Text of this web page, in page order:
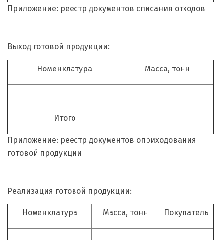
Приложение: реестр документов списания отходов
Выход готовой продукции:
Номенклатура Масса, тонн
Итого
Приложение: реестр документов оприходования
готовой продукции
Реализация готовой продукции:
Номенклатура Масса, тонн Покупатель